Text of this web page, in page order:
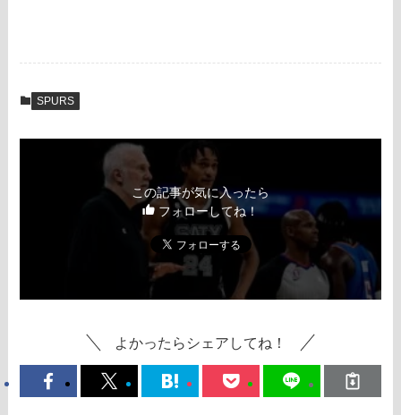
SPURS
この記事が気に入ったら
フォローしてね！
よかったらシェアしてね！